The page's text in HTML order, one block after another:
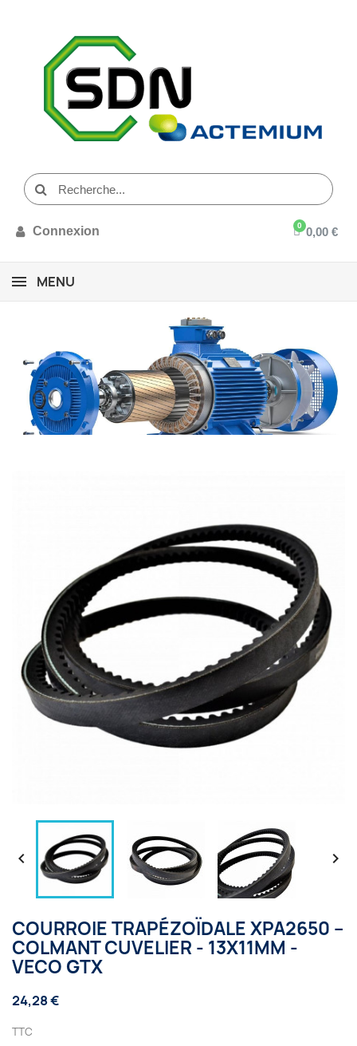
Connexion 0,00 €
MENU
 
COURROIE TRAPÉZOÏDALE XPA2650 –
COLMANT CUVELIER - 13X11MM -
VECO GTX
24,28 €
TTC